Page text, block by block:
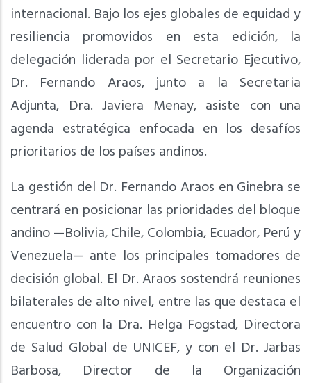
internacional. Bajo los ejes globales de equidad y
resiliencia promovidos en esta edición, la
delegación liderada por el Secretario Ejecutivo,
Dr. Fernando Araos, junto a la Secretaria
Adjunta, Dra. Javiera Menay, asiste con una
agenda estratégica enfocada en los desafíos
prioritarios de los países andinos.
La gestión del Dr. Fernando Araos en Ginebra se
centrará en posicionar las prioridades del bloque
andino —Bolivia, Chile, Colombia, Ecuador, Perú y
Venezuela— ante los principales tomadores de
decisión global. El Dr. Araos sostendrá reuniones
bilaterales de alto nivel, entre las que destaca el
encuentro con la Dra. Helga Fogstad, Directora
de Salud Global de UNICEF, y con el Dr. Jarbas
Barbosa, Director de la Organización